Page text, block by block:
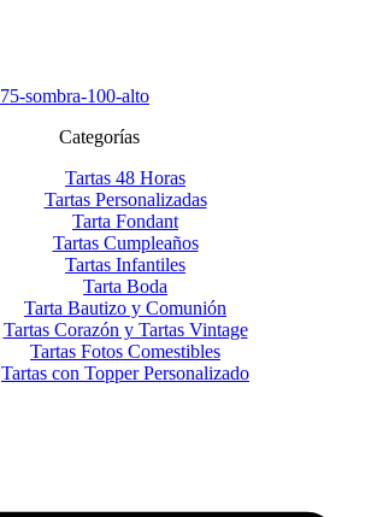
Categorías
Tartas 48 Horas
Tartas Personalizadas
Tarta Fondant
Tartas Cumpleaños
Tartas Infantiles
Tarta Boda
Tarta Bautizo y Comunión
Tartas Corazón y Tartas Vintage
Tartas Fotos Comestibles
Tartas con Topper Personalizado